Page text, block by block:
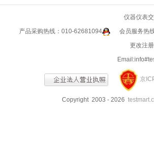
仪器仪表
产品采购热线：010-62681094
会员服务热
更改注
京
Copyright 2003 - 2026